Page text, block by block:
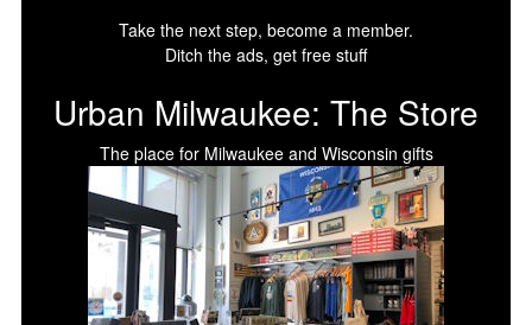
Take the next step, become a member.
Ditch the ads, get free stuff
Urban Milwaukee: The Store
The place for Milwaukee and Wisconsin gifts